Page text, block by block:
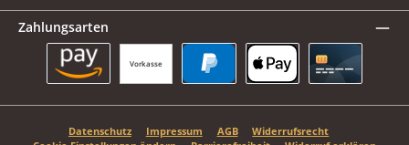
Zahlungsarten
Vorkasse
Datenschutz Impressum AGB
Widerrufsrecht